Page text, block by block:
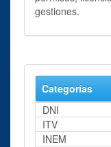
gestiones.
Categorías
DNI
ITV
INEM